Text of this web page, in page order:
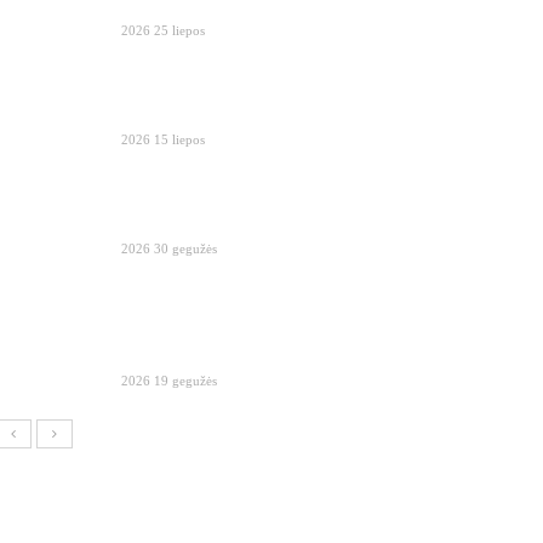
2026 25 liepos
2026 15 liepos
2026 30 gegužės
2026 19 gegužės